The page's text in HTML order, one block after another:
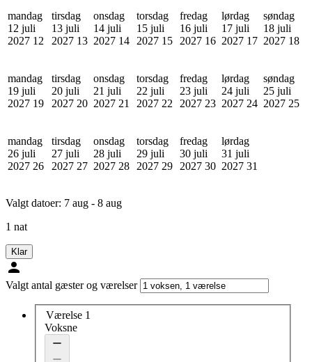
mandag
12 juli
2027 12
tirsdag
13 juli
2027 13
onsdag
14 juli
2027 14
torsdag
15 juli
2027 15
fredag
16 juli
2027 16
lørdag
17 juli
2027 17
søndag
18 juli
2027 18
mandag
19 juli
2027 19
tirsdag
20 juli
2027 20
onsdag
21 juli
2027 21
torsdag
22 juli
2027 22
fredag
23 juli
2027 23
lørdag
24 juli
2027 24
søndag
25 juli
2027 25
mandag
26 juli
2027 26
tirsdag
27 juli
2027 27
onsdag
28 juli
2027 28
torsdag
29 juli
2027 29
fredag
30 juli
2027 30
lørdag
31 juli
2027 31
Valgt datoer: 7 aug - 8 aug
1 nat
Klar
Valgt antal gæster og værelser
Værelse 1
Voksne